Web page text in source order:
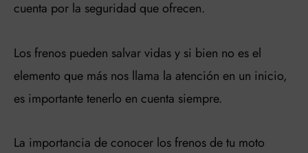
cuenta por la seguridad que ofrecen.
Los frenos pueden salvar vidas y si bien no es el
elemento que más nos llama la atención en un inicio,
es importante tenerlo en cuenta siempre.
La importancia de conocer los frenos de tu moto